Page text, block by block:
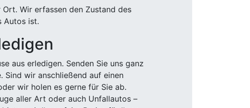
Wir erfassen den Zustand des
Autos ist.
aus erledigen. Senden Sie uns ganz
Sind wir anschließend auf einen
wir holen es gerne für Sie ab.
aller Art oder auch Unfallautos –